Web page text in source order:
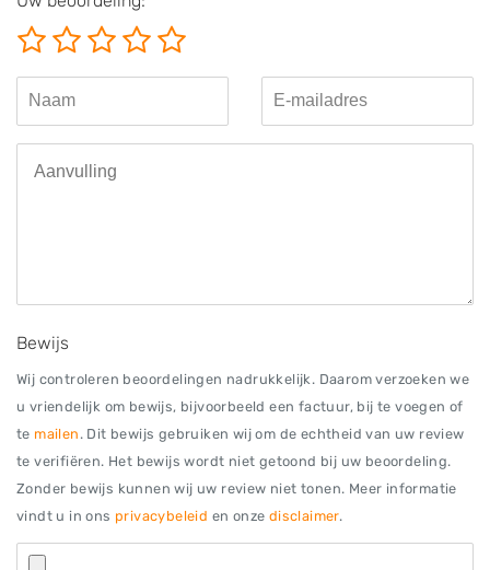
Bewijs
Wij controleren beoordelingen nadrukkelijk. Daarom verzoeken we
u vriendelijk om bewijs, bijvoorbeeld een factuur, bij te voegen of
te mailen . Dit bewijs gebruiken wij om de echtheid van uw review
te verifiëren. Het bewijs wordt niet getoond bij uw beoordeling.
Zonder bewijs kunnen wij uw review niet tonen. Meer informatie
vindt u in ons privacybeleid en onze disclaimer.